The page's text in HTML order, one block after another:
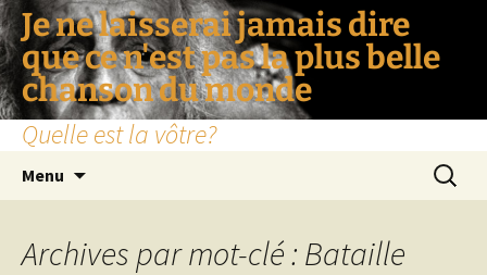
Je ne laisserai jamais dire
que ce n'est pas la plus belle
chanson du monde
Quelle est la vôtre?
Menu
Archives par mot-clé : Bataille